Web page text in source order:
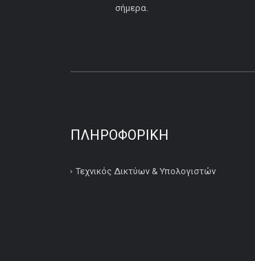
σήμερα.
ΠΛΗΡΟΦΟΡΙΚΉ
Τεχνικός Δικτύων & Υπολογιστών